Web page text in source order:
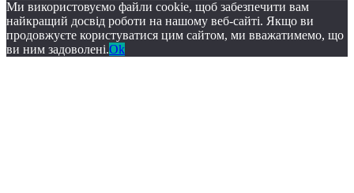
Ми використовуємо файли cookie, щоб забезпечити вам
найкращий досвід роботи на нашому веб-сайті. Якщо ви
продовжуєте користуватися цим сайтом, ми вважатимемо, що
ви ним задоволені.Ok